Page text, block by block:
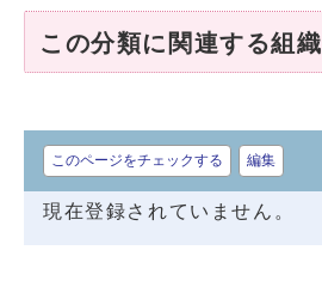
この分類に関連する組織
このページをチェックする 編集
現在登録されていません。